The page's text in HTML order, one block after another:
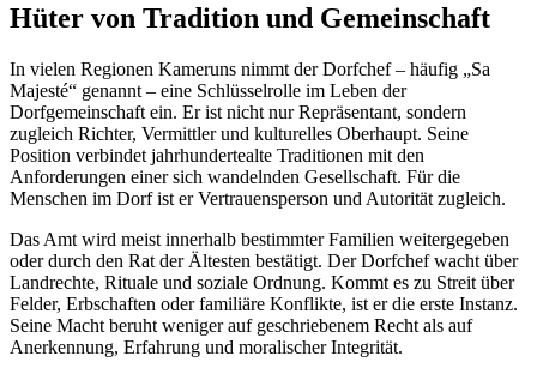
Hüter von Tradition und Gemeinschaft
In vielen Regionen Kameruns nimmt der Dorfchef – häufig „Sa
Majesté“ genannt – eine Schlüsselrolle im Leben der
Dorfgemeinschaft ein. Er ist nicht nur Repräsentant, sondern
zugleich Richter, Vermittler und kulturelles Oberhaupt. Seine
Position verbindet jahrhundertealte Traditionen mit den
Anforderungen einer sich wandelnden Gesellschaft. Für die
Menschen im Dorf ist er Vertrauensperson und Autorität zugleich.
Das Amt wird meist innerhalb bestimmter Familien weitergegeben
oder durch den Rat der Ältesten bestätigt. Der Dorfchef wacht über
Landrechte, Rituale und soziale Ordnung. Kommt es zu Streit über
Felder, Erbschaften oder familiäre Konflikte, ist er die erste Instanz.
Seine Macht beruht weniger auf geschriebenem Recht als auf
Anerkennung, Erfahrung und moralischer Integrität.